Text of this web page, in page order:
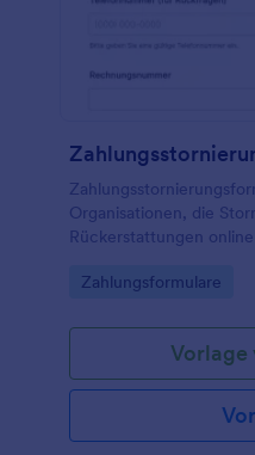
Organisationen, die
Rückerstattungen
Formularantwort
Go to Category:
Zahlungsformulare
Vorlage